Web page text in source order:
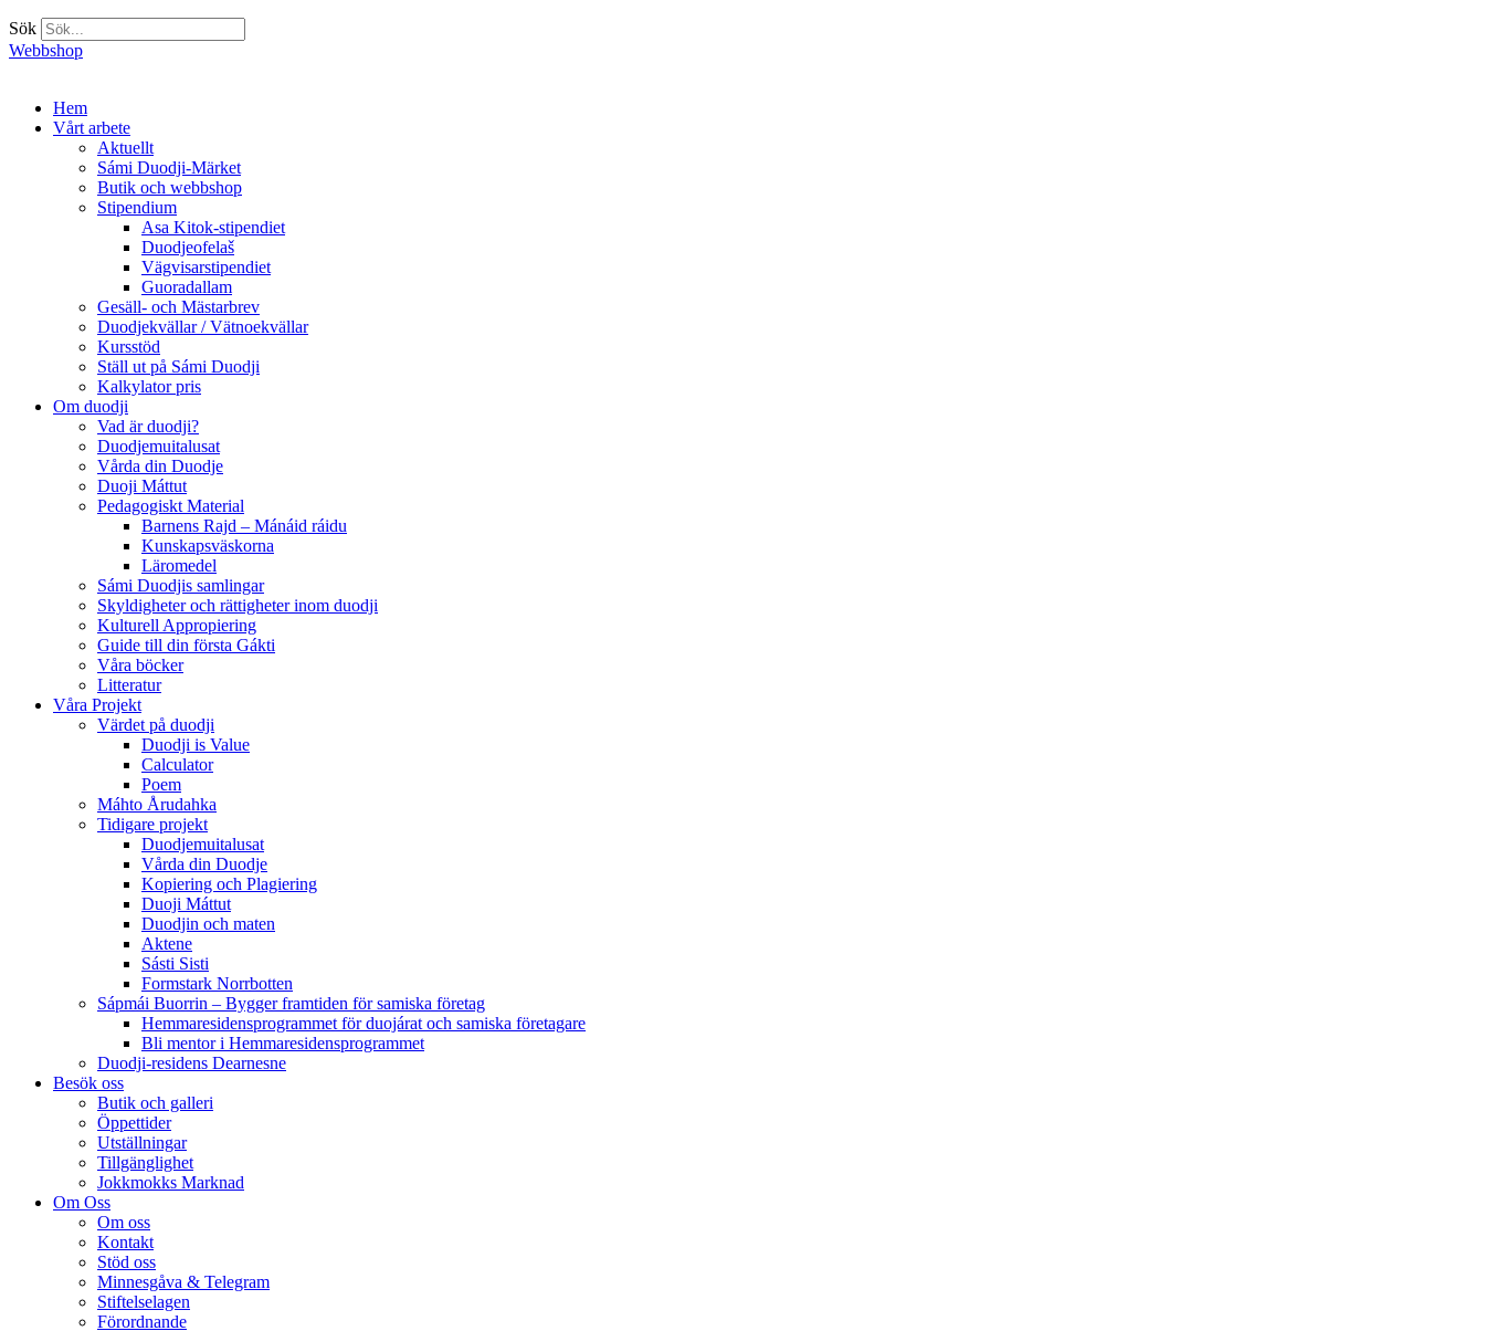
Sök
Webbshop
Hem
Vårt arbete
Aktuellt
Sámi Duodji-Märket
Butik och webbshop
Stipendium
Asa Kitok-stipendiet
Duodjeofelaš
Vägvisarstipendiet
Guoradallam
Gesäll- och Mästarbrev
Duodjekvällar / Vätnoekvällar
Kursstöd
Ställ ut på Sámi Duodji
Kalkylator pris
Om duodji
Vad är duodji?
Duodjemuitalusat
Vårda din Duodje
Duoji Máttut
Pedagogiskt Material
Barnens Rajd – Mánáid ráidu
Kunskapsväskorna
Läromedel
Sámi Duodjis samlingar
Skyldigheter och rättigheter inom duodji
Kulturell Appropiering
Guide till din första Gákti
Våra böcker
Litteratur
Våra Projekt
Värdet på duodji​
Duodji is Value
Calculator
Poem
Máhto Årudahka
Tidigare projekt
Duodjemuitalusat
Vårda din Duodje
Kopiering och Plagiering
Duoji Máttut
Duodjin och maten
Aktene
Sásti Sisti
Formstark Norrbotten
Sápmái Buorrin – Bygger framtiden för samiska företag
Hemmaresidensprogrammet för duojárat och samiska företagare​
Bli mentor i Hemmaresidensprogrammet
Duodji-residens Dearnesne
Besök oss
Butik och galleri
Öppettider
Utställningar
Tillgänglighet
Jokkmokks Marknad
Om Oss
Om oss
Kontakt
Stöd oss
Minnesgåva & Telegram
Stiftelselagen
Förordnande